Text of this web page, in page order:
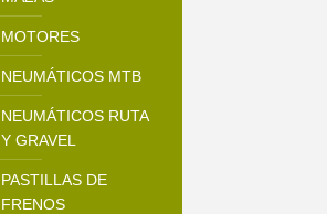
MOTORES
NEUMÁTICOS MTB
NEUMÁTICOS RUTA
Y GRAVEL
PASTILLAS DE
FRENOS